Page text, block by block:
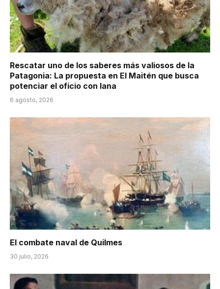
Rescatar uno de los saberes más valiosos de la
Patagonia: La propuesta en El Maitén que busca
potenciar el oficio con lana
6 agosto, 2026
El combate naval de Quilmes
30 julio, 2026